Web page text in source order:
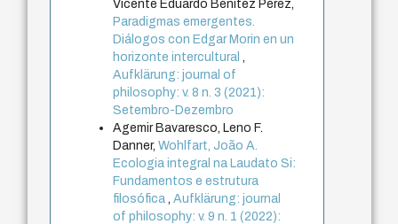
Vicente Eduardo Benítez Pérez,
Paradigmas emergentes.
Diálogos con Edgar Morin en un
horizonte intercultural
Aufklärung: journal of
philosophy: v. 8 n. 3 (2021):
Setembro-Dezembro
Agemir Bavaresco, Leno F.
Danner,Wohlfart, João A.
Ecologia integral na Laudato Si:
Fundamentos e estrutura
filosófica ,Aufklärung: journal
of philosophy: v. 9 n. 1 (2022):